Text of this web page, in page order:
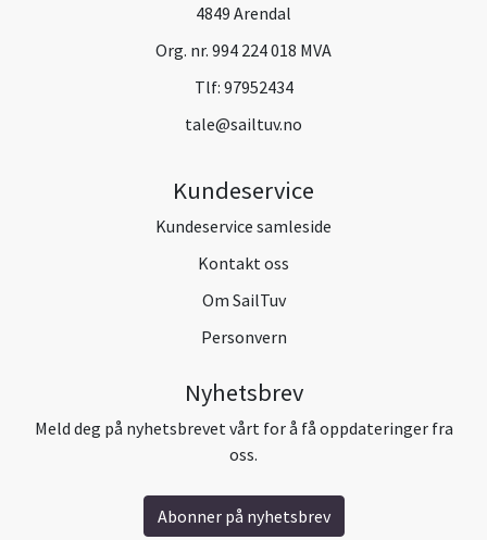
4849 Arendal
Org. nr. 994 224 018 MVA
Tlf: 97952434
tale@sailtuv.no
Kundeservice
Kundeservice samleside
Kontakt oss
Om SailTuv
Personvern
Nyhetsbrev
Meld deg på nyhetsbrevet vårt for å få oppdateringer fra
oss.
Abonner på nyhetsbrev